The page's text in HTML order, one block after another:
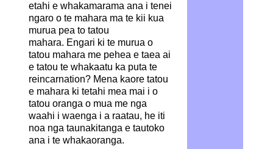
etahi e whakamarama ana i tenei
ngaro o te mahara ma te kii kua
murua pea to tatou
mahara. Engari ki te murua o
tatou mahara me pehea e taea ai
e tatou te whakaatu ka puta te
reincarnation? Mena kaore tatou
e mahara ki tetahi mea mai i o
tatou oranga o mua me nga
waahi i waenga i a raatau, he iti
noa nga taunakitanga e tautoko
ana i te whakaoranga.